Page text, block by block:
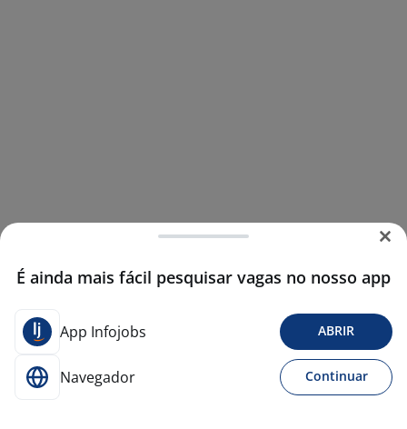
É ainda mais fácil pesquisar vagas no nosso app
App Infojobs ABRIR
Navegador Continuar